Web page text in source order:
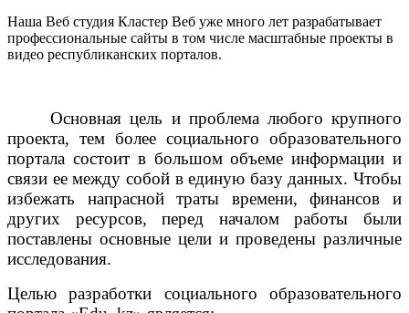
Наша Веб студия Кластер Веб уже много лет разрабатывает
профессиональные сайты в том числе масштабные проекты в
видео республиканских порталов.
Основная цель и проблема любого крупного
проекта, тем более социального образовательного
портала состоит в большом объеме информации и
связи ее между собой в единую базу данных. Чтобы
избежать напрасной траты времени, финансов и
других ресурсов, перед началом работы были
поставлены основные цели и проведены различные
исследования.
Целью разработки социального образовательного